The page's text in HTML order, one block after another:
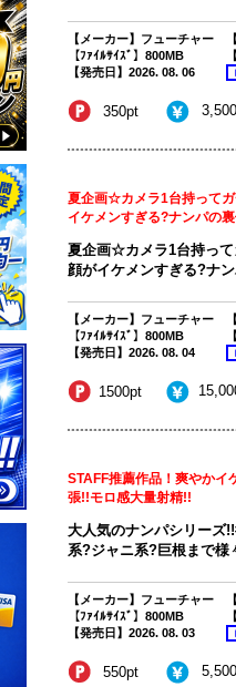
【メーカー】フューチャー
【ﾌｧｲﾙｻｲｽﾞ】800MB
【発売日】2026. 08. 06
350pt
夏企画☆カメラ1台持って
イケメンすぎる?ナンパの
夏企画☆カメラ1台持っ
顔がイケメンすぎる?ナ
【メーカー】フューチャー
【ﾌｧｲﾙｻｲｽﾞ】800MB
【発売日】2026. 08. 04
1500pt
STAFF推薦作品！爽やかイ
張!!モロ感大量射精!!
大人気のナンパシリーズ
系?ジャニ系?巨根まで様
【メーカー】フューチャー
【ﾌｧｲﾙｻｲｽﾞ】800MB
【発売日】2026. 08. 03
550pt